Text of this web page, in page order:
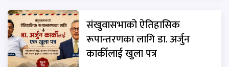
संखुवासभाको ऐतिहासिक
रूपान्तरणका लागि डा. अर्जुन
कार्कीलाई खुला पत्र